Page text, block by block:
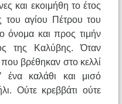
και εκοιμήθη το έτος
αγίου Πέτρου του
όνομα και προς τιμήν
της Καλύβης. Όταν
βρέθηκαν στο κελλί
ένα καλάθι και μισό
Ούτε κρεββάτι ούτε